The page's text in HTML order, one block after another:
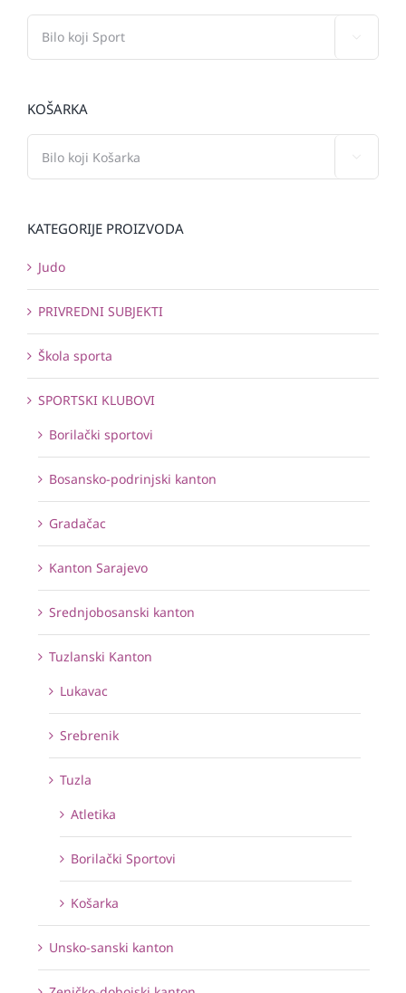
KOŠARKA
KATEGORIJE PROIZVODA
Judo
PRIVREDNI SUBJEKTI
Škola sporta
SPORTSKI KLUBOVI
Borilački sportovi
Bosansko-podrinjski kanton
Gradačac
Kanton Sarajevo
Srednjobosanski kanton
Tuzlanski Kanton
Lukavac
Srebrenik
Tuzla
Atletika
Borilački Sportovi
Košarka
Unsko-sanski kanton